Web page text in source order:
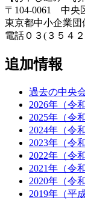
〒104-0061 中央
東京都中小企業
電話０３(３５４
追加情報
過去の中央
2026年（令
2025年（令
2024年（令
2023年（令
2022年（令
2021年（令
2020年（令
2019年（平